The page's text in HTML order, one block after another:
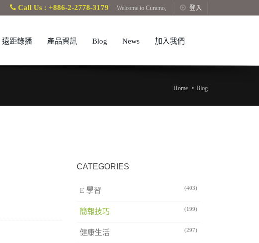
Call Us : +886-2-2778-3179 Welcome to Curamo, 登入
遠距錄播 產品資訊 Blog News 加入我們
Home Blog
CATEGORIES
(403)
E 學習
(199)
簡報技巧
(297)
健康生活